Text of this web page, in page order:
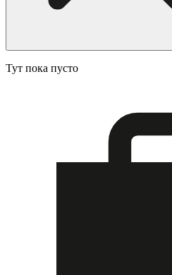
Тут пока пусто